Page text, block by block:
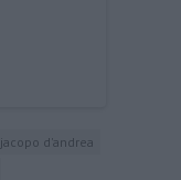
jacopo d'andrea